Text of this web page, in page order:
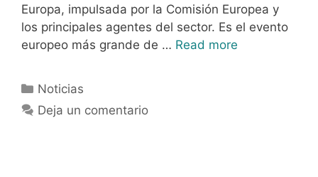
Europa, impulsada por la Comisión Europea y
los principales agentes del sector. Es el evento
europeo más grande de … Read more
Noticias
Deja un comentario